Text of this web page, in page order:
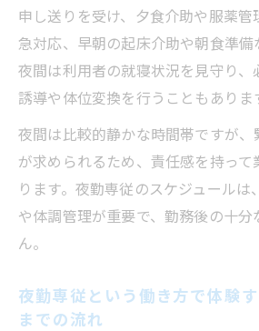
申し送りを受け、夕食介助や服薬
急対応、早朝の起床介助や朝食準備
夜間は利用者の就寝状況を見守り、
誘導や体位変換を行うこともありま
夜間は比較的静かな時間帯ですが
が求められるため、責任感を持っ
ります。夜勤専従のスケジュール
や体調管理が重要で、勤務後の十
ん。
夜勤専従という働き方で体験
までの流れ